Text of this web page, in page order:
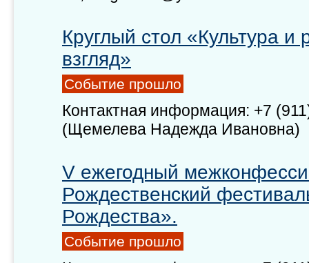
Круглый стол «Культура и
взгляд»
Событие прошло
Контактная информация: +7
(Щемелева Надежда Ивановна)
V ежегодный
Рождественский
Рождества».
Событие прошло